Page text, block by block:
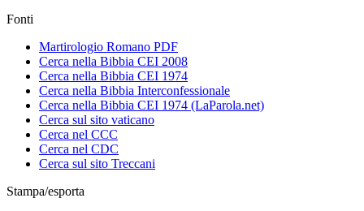
Fonti
Martirologio Romano PDF
Cerca nella Bibbia CEI 2008
Cerca nella Bibbia CEI 1974
Cerca nella Bibbia Interconfessionale
Cerca nella Bibbia CEI 1974 (LaParola.net)
Cerca sul sito vaticano
Cerca nel CCC
Cerca nel CDC
Cerca sul sito Treccani
Stampa/esporta